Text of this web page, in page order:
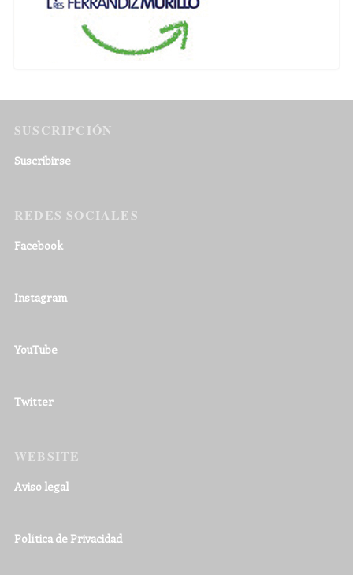
SUSCRIPCIÓN
Suscribirse
REDES SOCIALES
Facebook
Instagram
YouTube
Twitter
WEBSITE
Aviso legal
Política de Privacidad